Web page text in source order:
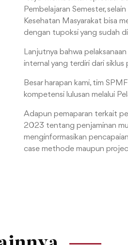
Pembelajaran Semester,
Kesehatan Masyarakat bisa
dengan tupoksi yang sudah
Lanjutnya bahwa
internal yang terdiri dari siklus
Besar harapan kami, tim
kompetensi lulusan melalui
Adapun pemaparan terkait
2023 tentang penjaminan
menginformasikan
case methode maupun